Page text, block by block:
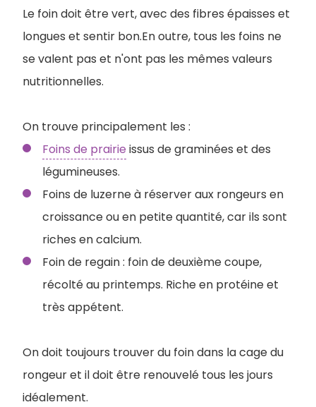
Le foin doit être vert, avec des fibres épaisses et
longues et sentir bon.En outre, tous les foins ne
se valent pas et n'ont pas les mêmes valeurs
nutritionnelles.
On trouve principalement les :
Foins de prairie issus de graminées et des
légumineuses.
Foins de luzerne à réserver aux rongeurs en
croissance ou en petite quantité, car ils sont
riches en calcium.
Foin de regain : foin de deuxième coupe,
récolté au printemps. Riche en protéine et
très appétent.
On doit toujours trouver du foin dans la cage du
rongeur et il doit être renouvelé tous les jours
idéalement.